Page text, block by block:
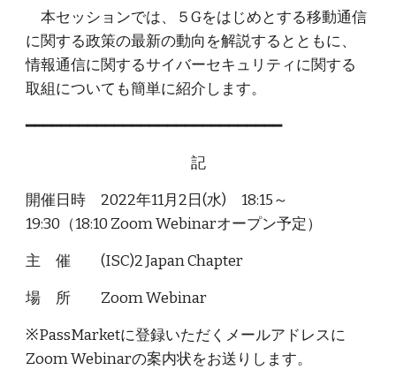
本セッションでは、５Gをはじめとする移動通信
に関する政策の最新の動向を解説するとともに、
情報通信に関するサイバーセキュリティに関する
取組についても簡単に紹介します。
━━━━━━━━━━━━━━━━━━━━━━━━━━━━━
記
開催日時 2022年11月2日(水) 18:15～
19:30（18:10 Zoom Webinarオープン予定）
主 催 (ISC)2 Japan Chapter
場 所 Zoom Webinar
※PassMarketに登録いただくメールアドレスに
Zoom Webinarの案内状をお送りします。